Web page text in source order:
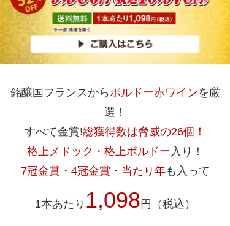
銘醸国フランスからボルドー赤ワインを厳
選！
すべて金賞!総獲得数は脅威の26個！
格上メドック ・ 格上ボルドー入り！
7冠金賞・4冠金賞・当たり年も入って
1本あたり 1,098 円（税込）